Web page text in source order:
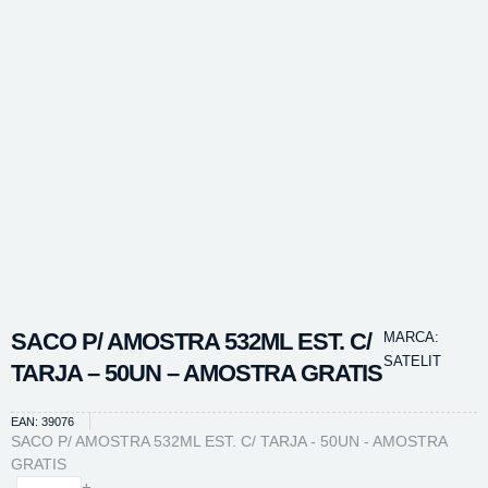
SACO P/ AMOSTRA 532ML EST. C/
TARJA – 50UN – AMOSTRA GRATIS
MARCA:
SATELIT
EAN: 39076
SACO P/ AMOSTRA 532ML EST. C/ TARJA - 50UN - AMOSTRA
GRATIS